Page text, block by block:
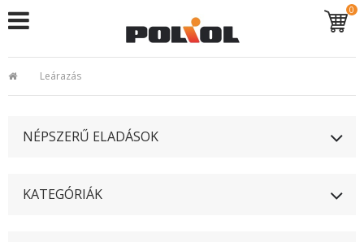
0
Leárazás
NÉPSZERŰ ELADÁSOK
KATEGÓRIÁK